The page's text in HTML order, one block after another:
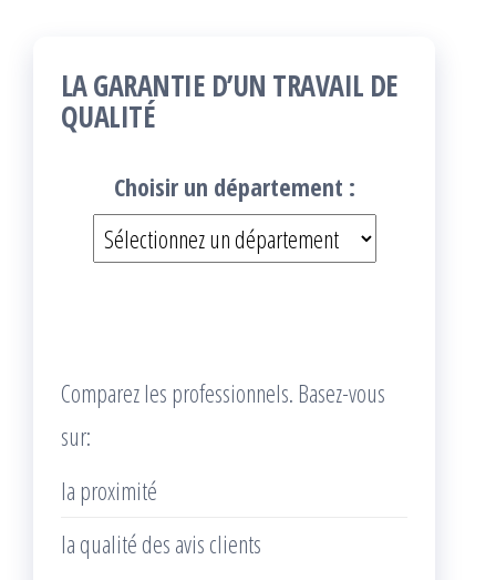
LA GARANTIE D’UN TRAVAIL DE
QUALITÉ
Choisir un département :
Comparez les professionnels. Basez-vous
sur:
la proximité
la qualité des avis clients